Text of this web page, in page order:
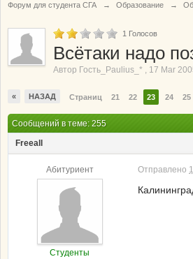
Форум для студента СГА → Образование →
1 Голосов
Всётаки надо
Автор Гость_Paulius_* , 17 Mar
« НАЗАД Страниц 21 22 23 24 25
Сообщений в теме: 255
Freeall
Абитуриент
Студенты
Отправлено